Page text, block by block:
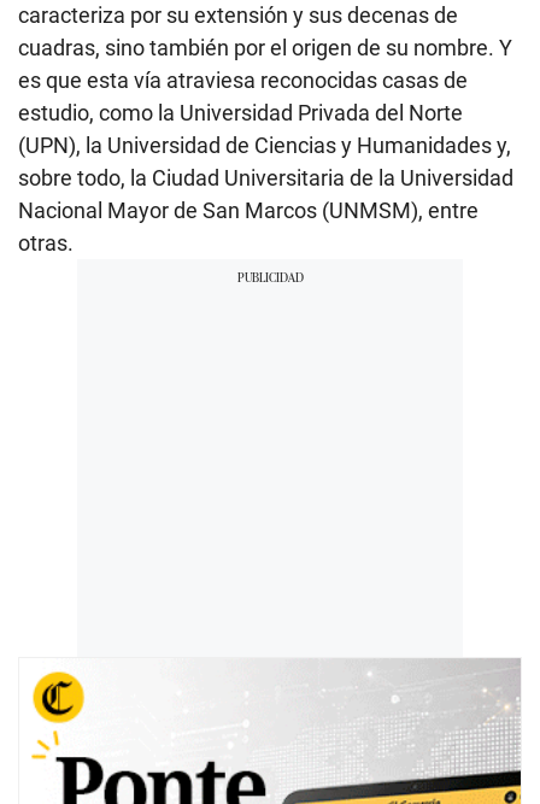
caracteriza por su extensión y sus decenas de
cuadras, sino también por el origen de su nombre. Y
es que esta vía atraviesa reconocidas casas de
estudio, como la Universidad Privada del Norte
(UPN), la Universidad de Ciencias y Humanidades y,
sobre todo, la Ciudad Universitaria de la Universidad
Nacional Mayor de San Marcos (UNMSM), entre
otras.